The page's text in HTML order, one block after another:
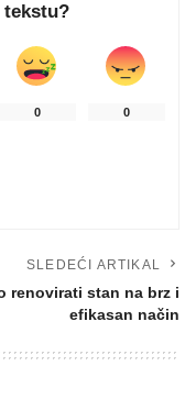
0 0
SLEDEĆI ARTIKAL
renovirati stan na brz i
efikasan način